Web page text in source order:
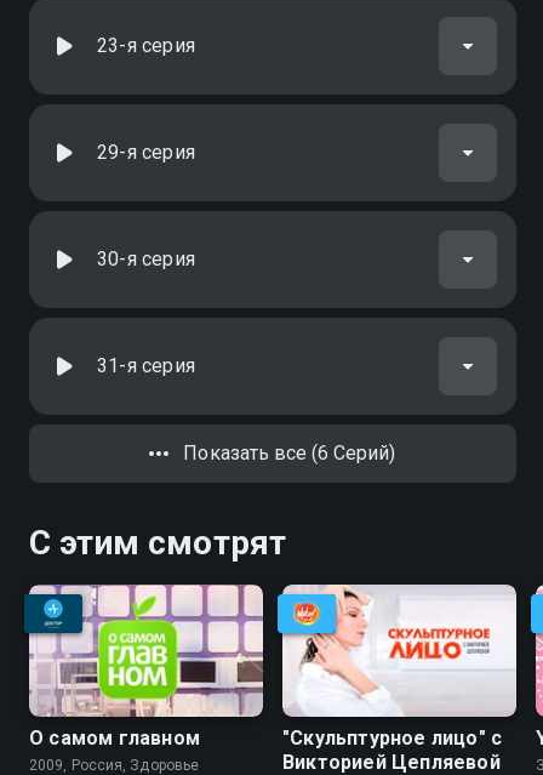
23-я серия
29-я серия
30-я серия
31-я серия
Показать все (6 Серий)
С этим смотрят
О самом главном
2009, Россия, Здоровье
"Скульптурное лицо" с
Викторией Цепляевой